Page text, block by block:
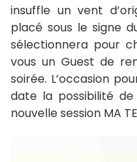
insuffle un vent
placé sous le signe
sélectionnera pour
vous un Guest de
soirée. L’occasion
date la possibilité
nouvelle session MA